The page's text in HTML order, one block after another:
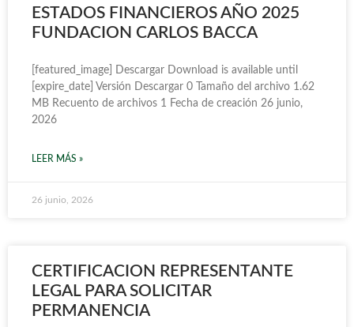
ESTADOS FINANCIEROS AÑO 2025
FUNDACION CARLOS BACCA
[featured_image] Descargar Download is available until
[expire_date] Versión Descargar 0 Tamaño del archivo 1.62
MB Recuento de archivos 1 Fecha de creación 26 junio,
2026
LEER MÁS »
26 junio, 2026
CERTIFICACION REPRESENTANTE
LEGAL PARA SOLICITAR
PERMANENCIA